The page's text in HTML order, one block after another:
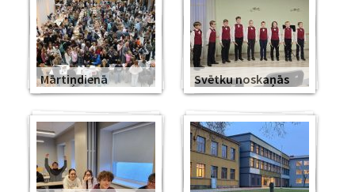
Mārtiņdienā Svētku noskaņās